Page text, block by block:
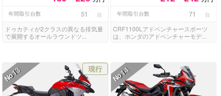
年間取引台数 51 台
ドゥカティが2クラスの異なる排気量
で展開するオールラウンドツ...
年間取引台数 71 台
CRF1100Lアドベンチャースポーツ
は、ホンダのアドベンチャーモデ...
No
13 現行
No
14